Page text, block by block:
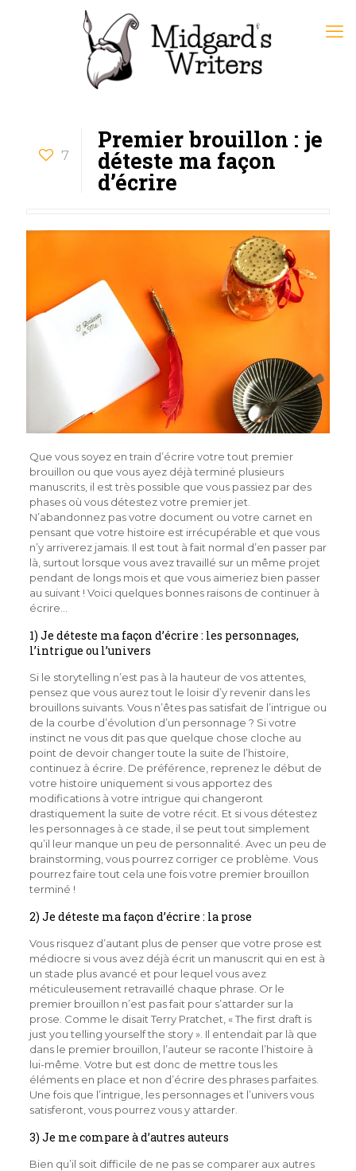
7
Premier brouillon : je
déteste ma façon
d’écrire
Que vous soyez en train d’écrire votre tout premier
brouillon ou que vous ayez déjà terminé plusieurs
manuscrits, il est très possible que vous passiez par des
phases où vous détestez votre premier jet.
N’abandonnez pas votre document ou votre carnet en
pensant que votre histoire est irrécupérable et que vous
n’y arriverez jamais. Il est tout à fait normal d’en passer par
là, surtout lorsque vous avez travaillé sur un même projet
pendant de longs mois et que vous aimeriez bien passer
au suivant ! Voici quelques bonnes raisons de continuer à
écrire…
1) Je déteste ma façon d’écrire : les personnages,
l’intrigue ou l’univers
Si le storytelling n’est pas à la hauteur de vos attentes,
pensez que vous aurez tout le loisir d’y revenir dans les
brouillons suivants. Vous n’êtes pas satisfait de l’intrigue ou
de la courbe d’évolution d’un personnage ? Si votre
instinct ne vous dit pas que quelque chose cloche au
point de devoir changer toute la suite de l’histoire,
continuez à écrire. De préférence, reprenez le début de
votre histoire uniquement si vous apportez des
modifications à votre intrigue qui changeront
drastiquement la suite de votre récit. Et si vous détestez
les personnages à ce stade, il se peut tout simplement
qu’il leur manque un peu de personnalité. Avec un peu de
brainstorming, vous pourrez corriger ce problème. Vous
pourrez faire tout cela une fois votre premier brouillon
terminé !
2) Je déteste ma façon d’écrire : la prose
Vous risquez d’autant plus de penser que votre prose est
médiocre si vous avez déjà écrit un manuscrit qui en est à
un stade plus avancé et pour lequel vous avez
méticuleusement retravaillé chaque phrase. Or le
premier brouillon n’est pas fait pour s’attarder sur la
prose. Comme le disait Terry Pratchet, « The first draft is
just you telling yourself the story ». Il entendait par là que
dans le premier brouillon, l’auteur se raconte l’histoire à
lui-même. Votre but est donc de mettre tous les
éléments en place et non d’écrire des phrases parfaites.
Une fois que l’intrigue, les personnages et l’univers vous
satisferont, vous pourrez vous y attarder.
3) Je me compare à d’autres auteurs
Bien qu’il soit difficile de ne pas se comparer aux autres